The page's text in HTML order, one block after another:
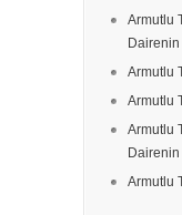
Armutlu
Armutlu
Armutlu
Armutlu
Armutlu